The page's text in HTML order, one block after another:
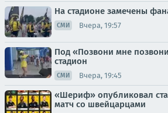
На стадионе замечены
СМИ Вчера, 19:57
Под «Позвони мне
стадион
СМИ Вчера, 19:45
«Шериф» опубликовал
матч со швейцарцами